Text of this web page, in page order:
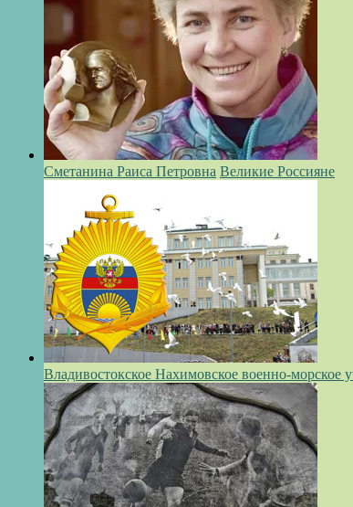
Сметанина Раиса Петровна Великие Россияне
Владивостокское Нахимовское военно-морское